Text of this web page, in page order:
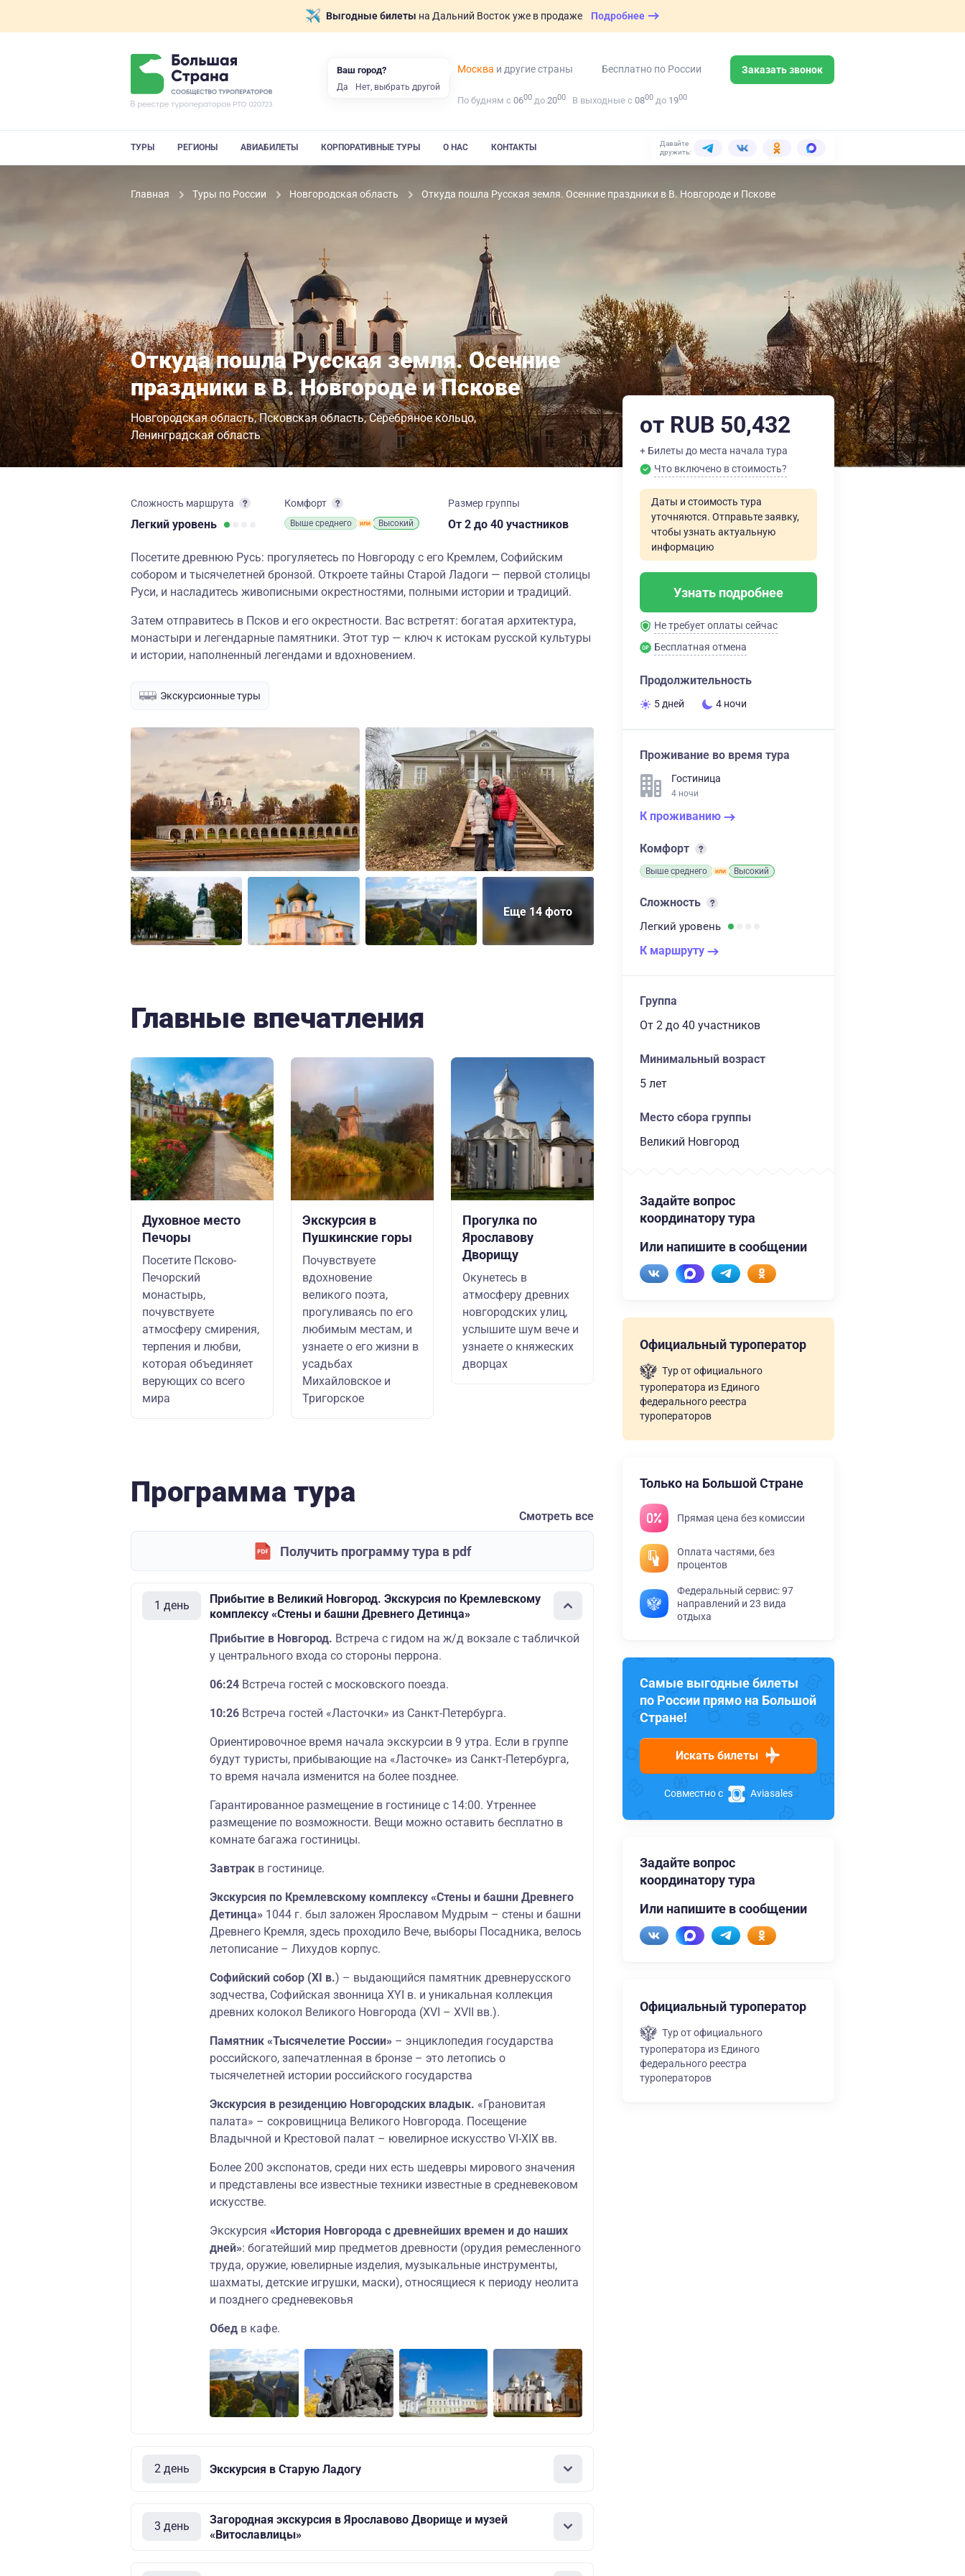
Выгодные билеты на Дальний Восток уже в продаже Подробнее
Москва и другие страны Бесплатно по России Заказать звонок
По будням с 0600 до 2000 В выходные с 0800 до 1900
ТУРЫ РЕГИОНЫ АВИАБИЛЕТЫ КОРПОРАТИВНЫЕ ТУРЫ О НАС КОНТАКТЫ
Давайте
дружить:
Главная Туры по России Новгородская область Откуда пошла Русская земля. Осенние праздники в В. Новгороде и Пскове
Откуда пошла Русская земля. Осенние
праздники в В. Новгороде и Пскове
Новгородская область Псковская область Серебряное кольцо
Ленинградская область
Сложность маршрута
Легкий уровень
Комфорт
Выше среднего Высокий
Размер группы
От 2 до 40 участников
Посетите древнюю Русь: прогуляетесь по Новгороду с его Кремлем, Софийским
собором и тысячелетней бронзой. Откроете тайны Старой Ладоги — первой столицы
Руси, и насладитесь живописными окрестностями, полными истории и традиций.
Затем отправитесь в Псков и его окрестности. Вас встретят: богатая архитектура,
монастыри и легендарные памятники. Этот тур — ключ к истокам русской культуры
и истории, наполненный легендами и вдохновением.
Экскурсионные туры
Еще 14 фото
Главные впечатления
Духовное место
Печоры
Посетите Псково-
Печорский
монастырь,
почувствуете
атмосферу смирения,
терпения и любви,
которая объединяет
верующих со всего
мира
Экскурсия в
Пушкинские горы
Почувствуете
вдохновение
великого поэта,
прогуливаясь по его
любимым местам, и
узнаете о его жизни в
усадьбах
Михайловское и
Тригорское
Прогулка по
Ярославову
Дворищу
Окунетесь в
атмосферу древних
новгородских улиц,
услышите шум вече и
узнаете о княжеских
дворцах
Программа тура
Смотреть все
Получить программу тура в pdf
1 день
Прибытие в Великий Новгород. Экскурсия по Кремлевскому
комплексу «Стены и башни Древнего Детинца»
Прибытие в Новгород. Встреча с гидом на ж/д вокзале с табличкой
у центрального входа со стороны перрона.
06:24 Встреча гостей с московского поезда.
10:26 Встреча гостей «Ласточки» из Санкт-Петербурга.
Ориентировочное время начала экскурсии в 9 утра. Если в группе
будут туристы, прибывающие на «Ласточке» из Санкт-Петербурга,
то время начала изменится на более позднее.
Гарантированное размещение в гостинице с 14:00. Утреннее
размещение по возможности. Вещи можно оставить бесплатно в
комнате багажа гостиницы.
Завтрак в гостинице.
Экскурсия по Кремлевскому комплексу «Стены и башни Древнего
Детинца» 1044 г. был заложен Ярославом Мудрым – стены и башни
Древнего Кремля, здесь проходило Вече, выборы Посадника, велось
летописание – Лихудов корпус.
Софийский собор (XI в.) – выдающийся памятник древнерусского
зодчества, Софийская звонница XYI в. и уникальная коллекция
древних колокол Великого Новгорода (XVI – XVII вв.).
Памятник «Тысячелетие России» – энциклопедия государства
российского, запечатленная в бронзе – это летопись о
тысячелетней истории российского государства
Экскурсия в резиденцию Новгородских владык. «Грановитая
палата» – сокровищница Великого Новгорода. Посещение
Владычной и Крестовой палат – ювелирное искусство VI-XIX вв.
Более 200 экспонатов, среди них есть шедевры мирового значения
и представлены все известные техники известные в средневековом
искусстве.
Экскурсия «История Новгорода с древнейших времен и до наших
дней»: богатейший мир предметов древности (орудия ремесленного
труда, оружие, ювелирные изделия, музыкальные инструменты,
шахматы, детские игрушки, маски), относящиеся к периоду неолита
и позднего средневековья
Обед в кафе.
2 день Экскурсия в Старую Ладогу
3 день
Загородная экскурсия в Ярославово Дворище и музей
«Витославлицы»
от RUB 50,432
+ Билеты до места начала тура
Что включено в стоимость?
Даты и стоимость тура
уточняются. Отправьте заявку,
чтобы узнать актуальную
информацию
Узнать подробнее
Не требует оплаты сейчас
Бесплатная отмена
Продолжительность
5 дней 4 ночи
Проживание во время тура
Гостиница
4 ночи
К проживанию
Комфорт
Выше среднего Высокий
Сложность
Легкий уровень
К маршруту
Группа
От 2 до 40 участников
Минимальный возраст
5 лет
Место сбора группы
Великий Новгород
Задайте вопрос
координатору тура
Или напишите в сообщении
Официальный туроператор
Тур от официального
туроператора из Единого
федерального реестра
туроператоров
Только на Большой Стране
Прямая цена без комиссии
Оплата частями, без
процентов
Федеральный сервис: 97
направлений и 23 вида
отдыха
Самые выгодные билеты
по России прямо на Большой
Стране!
Искать билеты
Совместно с Aviasales
Задайте вопрос
координатору тура
Или напишите в сообщении
Официальный туроператор
Тур от официального
туроператора из Единого
федерального реестра
туроператоров
Ваш город?
Да Нет, выбрать другой